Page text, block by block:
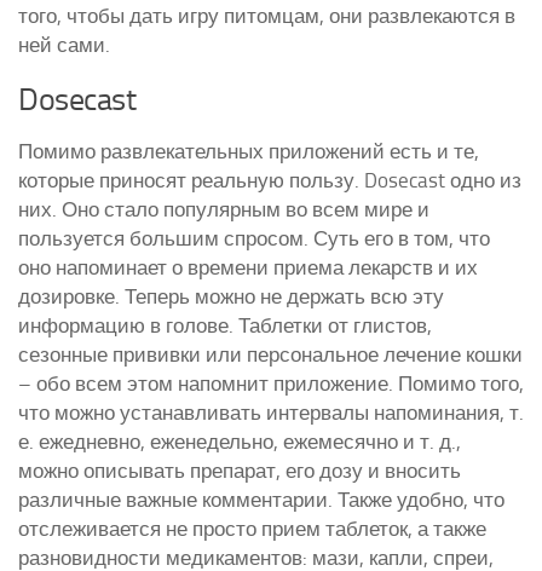
того, чтобы дать игру питомцам, они развлекаются в
ней сами.
Dosecast
Помимо развлекательных приложений есть и те,
которые приносят реальную пользу. Dosecast одно из
них. Оно стало популярным во всем мире и
пользуется большим спросом. Суть его в том, что
оно напоминает о времени приема лекарств и их
дозировке. Теперь можно не держать всю эту
информацию в голове. Таблетки от глистов,
сезонные прививки или персональное лечение кошки
– обо всем этом напомнит приложение. Помимо того,
что можно устанавливать интервалы напоминания, т.
е. ежедневно, еженедельно, ежемесячно и т. д.,
можно описывать препарат, его дозу и вносить
различные важные комментарии. Также удобно, что
отслеживается не просто прием таблеток, а также
разновидности медикаментов: мази, капли, спреи,